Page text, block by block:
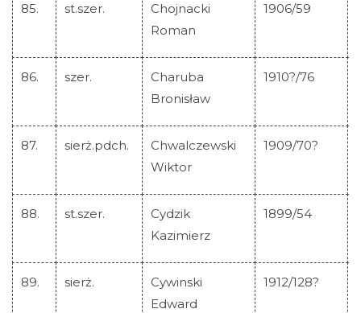
85. st.szer.
Chojnacki
Roman
1906/59
86. szer.
Charuba
Bronisław
1910?/76
87. sierż.pdch.
Chwalczewski
Wiktor
1909/70?
88. st.szer.
Cydzik
Kazimierz
1899/54
89. sierż.
Cywinski
Edward
1912/128?